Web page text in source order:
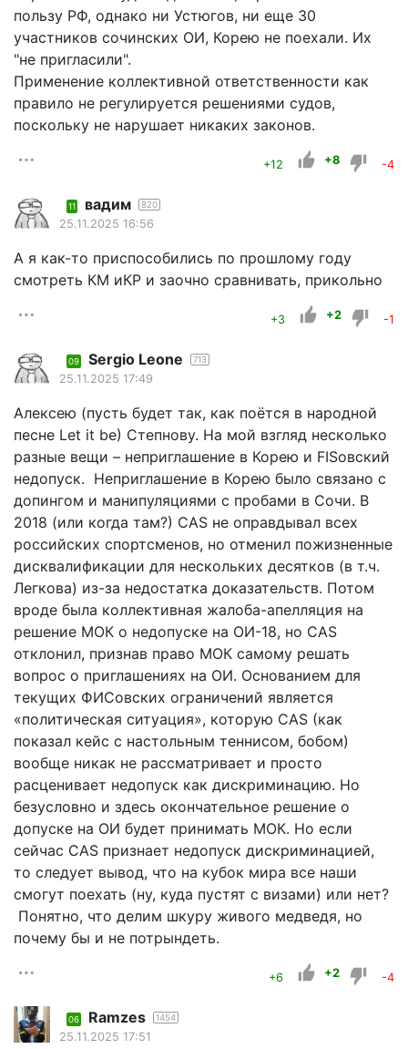
пользу РФ, однако ни Устюгов, ни еще 30
участников сочинских ОИ, Корею не поехали. Их
"не пригласили".
Применение коллективной ответственности как
правило не регулируется решениями судов,
поскольку не нарушает никаких законов.
+12 +8 -4
11 вадим 820
25.11.2025 16:56
А я как-то приспособились по прошлому году
смотреть КМ иКР и заочно сравнивать, прикольно
+3 +2 -1
09 Sergio Leone 713
25.11.2025 17:49
Алексею (пусть будет так, как поётся в народной
песне Let it be) Степнову. На мой взгляд несколько
разные вещи – неприглашение в Корею и FISовский
недопуск. Неприглашение в Корею было связано с
допингом и манипуляциями с пробами в Сочи. В
2018 (или когда там?) CAS не оправдывал всех
российских спортсменов, но отменил пожизненные
дисквалификации для нескольких десятков (в т.ч.
Легкова) из-за недостатка доказательств. Потом
вроде была коллективная жалоба-апелляция на
решение МОК о недопуске на ОИ-18, но CAS
отклонил, признав право МОК самому решать
вопрос о приглашениях на ОИ. Основанием для
текущих ФИСовских ограничений является
«политическая ситуация», которую CAS (как
показал кейс с настольным теннисом, бобом)
вообще никак не рассматривает и просто
расценивает недопуск как дискриминацию. Но
безусловно и здесь окончательное решение о
допуске на ОИ будет принимать МОК. Но если
сейчас CAS признает недопуск дискриминацией,
то следует вывод, что на кубок мира все наши
смогут поехать (ну, куда пустят с визами) или нет?
Понятно, что делим шкуру живого медведя, но
почему бы и не потрындеть.
+6 +2 -4
06 Ramzes 1454
25.11.2025 17:51